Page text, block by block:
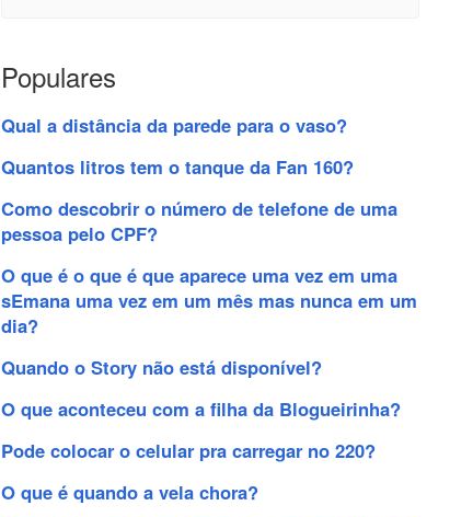
Populares
Qual a distância da parede para o vaso?
Quantos litros tem o tanque da Fan 160?
Como descobrir o número de telefone de uma
pessoa pelo CPF?
O que é o que é que aparece uma vez em uma
sEmana uma vez em um mês mas nunca em um
dia?
Quando o Story não está disponível?
O que aconteceu com a filha da Blogueirinha?
Pode colocar o celular pra carregar no 220?
O que é quando a vela chora?